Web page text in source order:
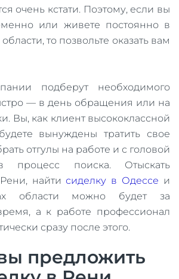
очень кстати. Поэтому, если вы
или живете постоянно в
то позвольте оказать вам
подберут необходимого
— в день обращения или на
Вы, как клиент высококлассной
вынуждены тратить свое
отгулы на работе и с головой
процесс поиска. Отыскать
найти сиделку в Одессе и
области можно будет за
а к работе профессионал
сразу после этого.
предложить